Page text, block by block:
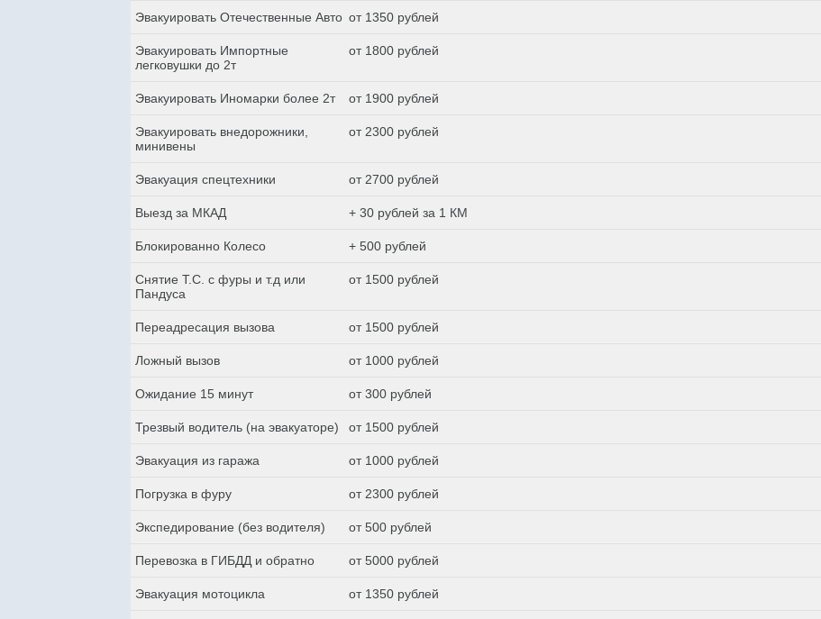
Эвакуировать Отечественные Авто от 1350 рублей
Эвакуировать Импортные
легковушки до 2т
от 1800 рублей
Эвакуировать Иномарки более 2т от 1900 рублей
Эвакуировать внедорожники,
минивены
от 2300 рублей
Эвакуация спецтехники от 2700 рублей
Выезд за МКАД + 30 рублей за 1 КМ
Блокированно Колесо + 500 рублей
Снятие Т.С. с фуры и т.д или
Пандуса
от 1500 рублей
Переадресация вызова от 1500 рублей
Ложный вызов от 1000 рублей
Ожидание 15 минут от 300 рублей
Трезвый водитель (на эвакуаторе) от 1500 рублей
Эвакуация из гаража от 1000 рублей
Погрузка в фуру от 2300 рублей
Экспедирование (без водителя) от 500 рублей
Перевозка в ГИБДД и обратно от 5000 рублей
Эвакуация мотоцикла от 1350 рублей